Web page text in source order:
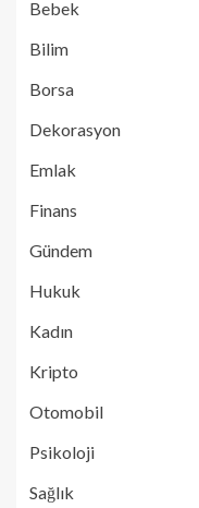
Bebek
Bilim
Borsa
Dekorasyon
Emlak
Finans
Gündem
Hukuk
Kadın
Kripto
Otomobil
Psikoloji
Sağlık